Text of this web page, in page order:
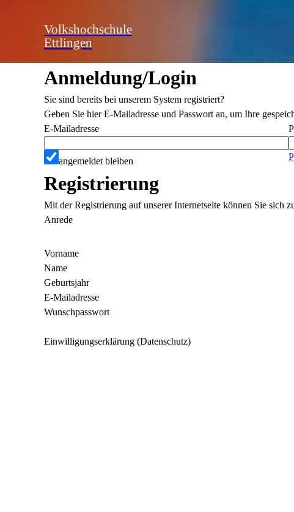
Volkshochschule
Ettlingen
Anmeldung/Login
Sie sind bereits bei unserem System registriert?
Geben Sie hier E-Mailadresse und Passwort an, um Ihre
E-Mailadresse
angemeldet bleiben
Registrierung
Mit der Registrierung auf unserer Internetseite können Sie sich
Anrede
Vorname
Name
Geburtsjahr
E-Mailadresse
Wunschpasswort
Einwilligungserklärung (Datenschutz)